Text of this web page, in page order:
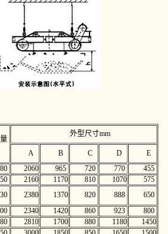
外型尺寸mm
A B C D
E
2060 965 720 770
455
2160 1170 810 1070
575
2380 1370 820 888
650
2340 1420 860 923
800
2810 1700 880 1180
1450